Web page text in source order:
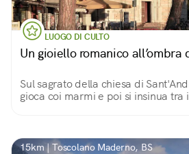
LUOGO DI CULTO
Un gioiello romanico all’ombra
Sul sagrato della chiesa di
gioca coi marmi e poi si insinua tra
15km | Toscolano Maderno, BS